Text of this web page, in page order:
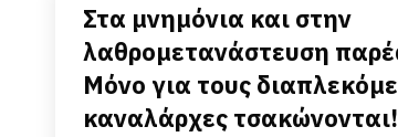
Στα μνημόνια και στην
λαθρομετανάστευση
Μόνο για τους
καναλάρχες τσακώνονται!